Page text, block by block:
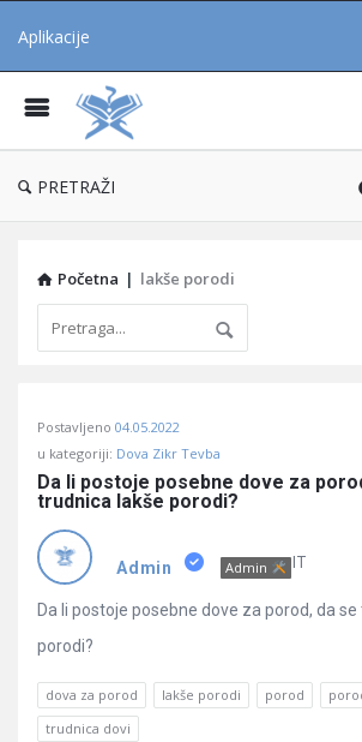
Aplikacije
PRETRAŽI
Početna | lakše porodi
Učene
Latest
Pitanja
Postavljeno 04.05.2022
u kategoriji: Dova Zikr Tevba
Da li postoje posebne dove za
trudnica lakše porodi?
Admin Admin IT
Da li postoje posebne dove za porod, da
porodi?
dova za porod lakše porodi porod
trudnica dovi